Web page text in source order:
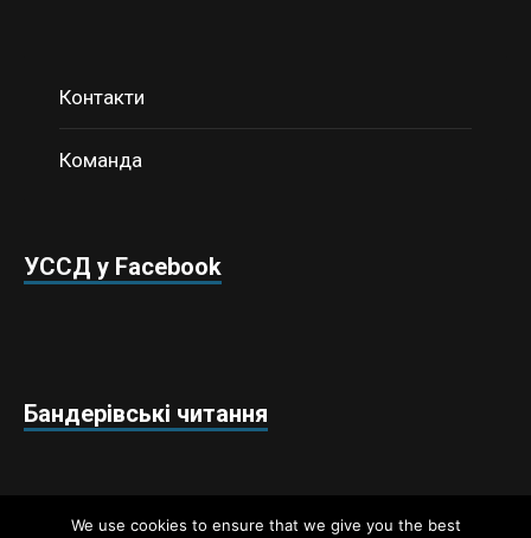
Контакти
Команда
УССД у Facebook
Бандерівські читання
We use cookies to ensure that we give you the best